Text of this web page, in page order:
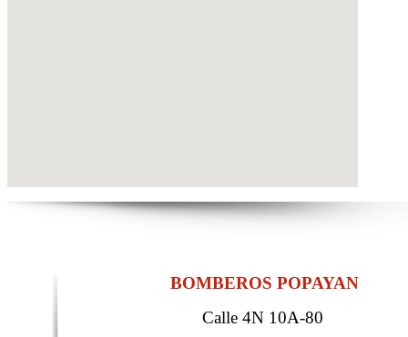
BOMBEROS POPAYAN
Calle 4N 10A-80